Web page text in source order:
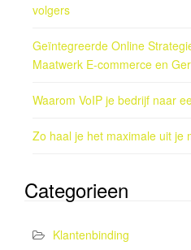
volgers
Geïntegreerde Online
Maatwerk E-commerce en
Waarom VoIP je bedrijf naar
Zo haal je het maximale uit je
Categorieen
Klantenbinding